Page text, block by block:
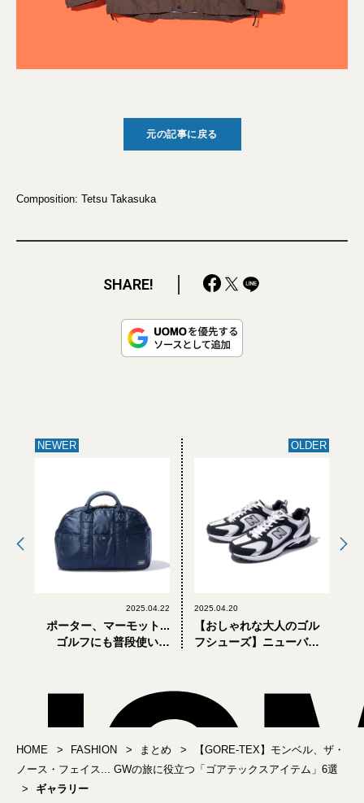
元の記事に戻る
Composition: Tetsu Takasuka
SHARE!
NEWER
2025.04.22
ポーター、マーモット...
ゴルフにも普段使いに
OLDER
2025.04.20
【おしゃれな大人のゴル
フシューズ】ニューバラ
べきおすすめ新作5選
HOME FASHION まとめ
【GORE-TEX】モンベル、ザ・
ノース・フェイス... GWの旅に役立つ「ゴアテックスアイテム」6選
ギャラリー